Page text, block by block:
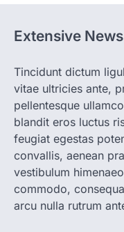
जिसे
2
Extensive News
Tincidunt dictum
vitae ultricies ante,
pellentesque
blandit eros luctus
feugiat egestas
convallis, aenean
vestibulum
commodo,
arcu nulla rutrum